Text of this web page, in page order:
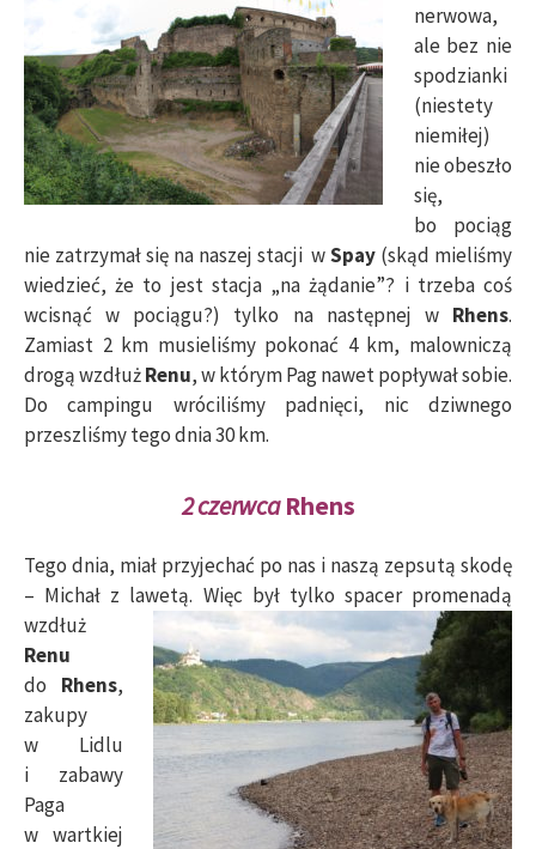
nerwowa,
ale bez nie
spodzianki
(niestety
niemiłej)
nie obeszło
się,
bo pociąg
nie zatrzymał się na naszej stacji wSpay (skąd mieliśmy
wiedzieć, że to jest stacja „na żądanie”? i trzeba coś
wcisnąć w pociągu?) tylko na następnej w Rhens.
Zamiast 2 km musieliśmy pokonać 4 km, malowniczą
drogą wzdłużRenu, w którym Pag nawet popływał sobie.
Do campingu wróciliśmy padnięci, nic dziwnego
przeszliśmy tego dnia 30 km.
2 czerwcaRhens
Tego dnia, miał przyjechać po nas i naszą zepsutą skodę
– Michał z lawetą. Więc był tylko spacer promenadą
wzdłuż
Renu
do Rhens,
zakupy
w Lidlu
i zabawy
Paga
w wartkiej